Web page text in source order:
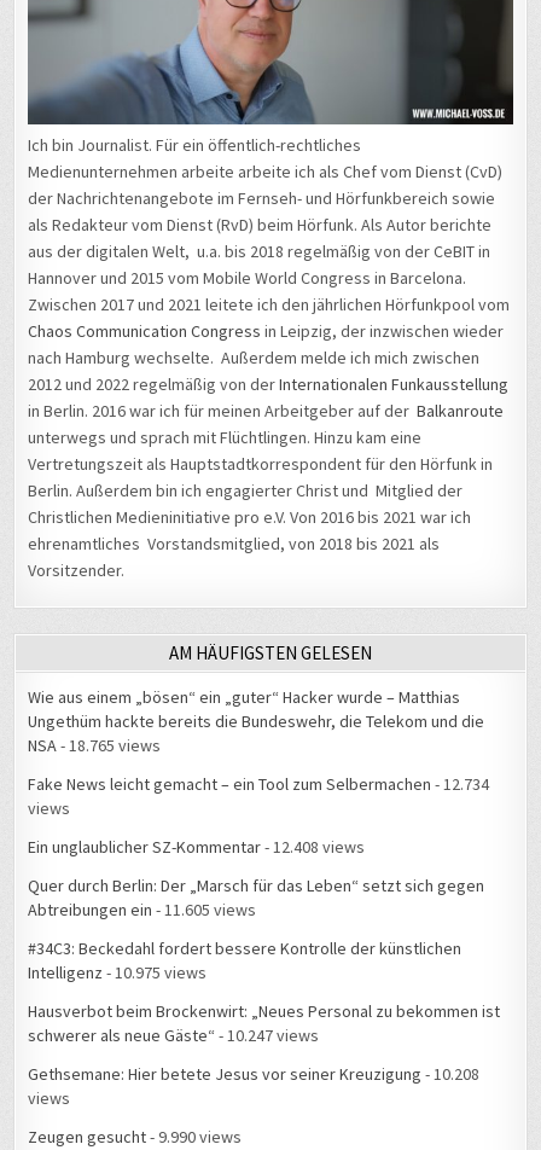
Ich bin Journalist. Für ein öffentlich-rechtliches
Medienunternehmen arbeite arbeite ich als Chef vom Dienst (CvD)
der Nachrichtenangebote im Fernseh- und Hörfunkbereich sowie
als Redakteur vom Dienst (RvD) beim Hörfunk. Als Autor berichte
aus der digitalen Welt, u.a. bis 2018 regelmäßig von der CeBIT in
Hannover und 2015 vom Mobile World Congress in Barcelona.
Zwischen 2017 und 2021 leitete ich den jährlichen Hörfunkpool vom
Chaos Communication Congress in Leipzig, der inzwischen wieder
nach Hamburg wechselte. Außerdem melde ich mich zwischen
2012 und 2022 regelmäßig von derInternationalen Funkausstellung
in Berlin. 2016 war ich für meinen Arbeitgeber auf derBalkanroute
unterwegs und sprach mit Flüchtlingen. Hinzu kam eine
Vertretungszeit als Hauptstadtkorrespondent für den Hörfunk in
Berlin. Außerdem bin ich engagierter Christ und Mitglied der
Christlichen Medieninitiative pro e.V. Von 2016 bis 2021 war ich
ehrenamtliches Vorstandsmitglied, von 2018 bis 2021 als
Vorsitzender.
AM HÄUFIGSTEN GELESEN
Wie aus einem „bösen“ ein „guter“ Hacker wurde – Matthias
Ungethüm hackte bereits die Bundeswehr, die Telekom und die
NSA- 18.765 views
Fake News leicht gemacht – ein Tool zum Selbermachen - 12.734
views
Ein unglaublicher SZ-Kommentar- 12.408 views
Quer durch Berlin: Der „Marsch für das Leben“ setzt sich gegen
Abtreibungen ein - 11.605 views
#34C3: Beckedahl fordert bessere Kontrolle der künstlichen
Intelligenz - 10.975 views
Hausverbot beim Brockenwirt: „Neues Personal zu bekommen ist
schwerer als neue Gäste“ - 10.247 views
Gethsemane: Hier betete Jesus vor seiner Kreuzigung - 10.208
views
Zeugen gesucht- 9.990 views